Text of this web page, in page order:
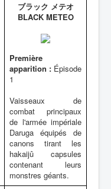
ブラック メテオ
BLACK METEO
Première
apparition : Épisode
1
Vaisseaux de
combat principaux
de l'armée impériale
Daruga équipés de
canons tirant les
hakaijû capsules
contenant leurs
monstres géants.